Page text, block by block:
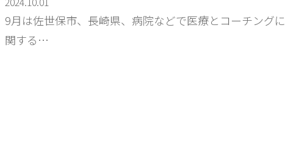
9月は佐世保市、長崎県、病院などで医療とコーチングに
関する…